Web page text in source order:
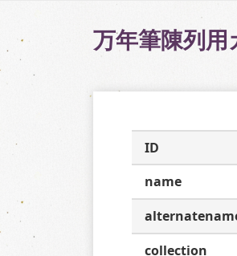
万年筆陳列
ID
name
collection